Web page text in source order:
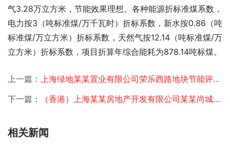
气3.28万立方米，节能效果理想。各种能源折标准煤系数，
电力按3（吨标准煤/万千瓦时）折标系数，新水按0.86（吨
标准煤/万立方米）折标系数，天然气按12.14（吨标准煤/万
上一篇： 上海绿地某某置业有限公司荣乐西路地块节能评估项目签约
下一篇：
（香港）上海某某房地产开发有限公司某某尚城申请报告及节能评估项目签约
相关新闻